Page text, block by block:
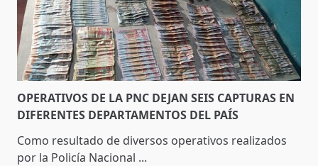
OPERATIVOS DE LA PNC DEJAN SEIS CAPTURAS EN
DIFERENTES DEPARTAMENTOS DEL PAÍS
Como resultado de diversos operativos realizados
por la Policía Nacional ...